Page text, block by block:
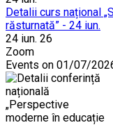
Detalii curs național
răsturnată” - 24 iun.
24 iun. 26
Zoom
Events on 01/07/